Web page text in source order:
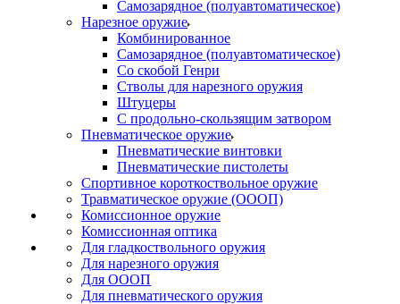
Самозарядное (полуавтоматическое)
Нарезное оружие
Комбинированное
Самозарядное (полуавтоматическое)
Со скобой Генри
Стволы для нарезного оружия
Штуцеры
С продольно-скользящим затвором
Пневматическое оружие
Пневматические винтовки
Пневматические пистолеты
Спортивное короткоствольное оружие
Травматическое оружие (ОООП)
Комиссионное оружие
Комиссионная оптика
Для гладкоствольного оружия
Для нарезного оружия
Для ОООП
Для пневматического оружия